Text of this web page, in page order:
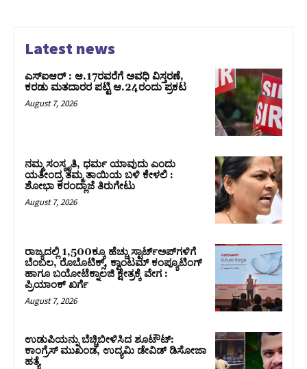
Latest news
ಎಸ್‌ಐಆರ್‌ : ಆ.17ರವರೆಗೆ ಅವಧಿ ವಿಸ್ತರಣೆ,
ಕರಡು ಮತದಾರರ ಪಟ್ಟಿ ಆ.24ರಂದು ಪ್ರಕಟ
August 7, 2026
ನಮ್ಮ ಸಂಸ್ಕೃತಿ, ಧರ್ಮ ಯಾವುದು ಎಂದು
ಯತೀಂದ್ರ ತಮ್ಮ ತಾಯಿಯ ಬಳಿ ಕೇಳಲಿ :
ಶೋಭಾ ಕರಂದ್ಲಾಜೆ ತಿರುಗೇಟು
August 7, 2026
ರಾಜ್ಯದಲ್ಲಿ 1,500ಕ್ಕೂ ಹೆಚ್ಚು ಸ್ಟಾರ್ಟ್‌ಅಪ್‌ಗಳಿಗೆ
ಬೆಂಬಲ, ರೊಬೊಟಿಕ್ಸ್, ಕ್ವಾಂಟಮ್ ಕಂಪ್ಯೂಟಿಂಗ್
ಹಾಗೂ ಬಯೋಟೆಕ್ನಾಲಜಿ ಕ್ಷೇತ್ರಕ್ಕೆ ವೇಗ :
ಪ್ರಿಯಾಂಕ್‌ ಖರ್ಗೆ
August 7, 2026
ಉಡುಪಿಯನ್ನು ಬೆಚ್ಚಿಬೀಳಿಸಿದ ಶೂಟೌಟ್‌:
ಕಾಂಗ್ರೆಸ್‌ ಮುಖಂಡ, ಉದ್ಯಮಿ ಡೇವಿಡ್ ಡಿಸೋಜಾ
ಹತ್ಯೆ